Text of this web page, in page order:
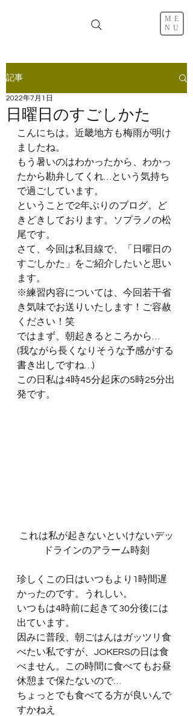
ME
NU
記事
日曜日のすごしかた
2022年7月1日
こんにちは。近畿地方も梅雨が明け
ましたね。
もう暑いのはわかったから、わかっ
たから勘弁してくれ…という気持ち
で過ごしています。
ということで2年ぶりのブログ。ど
きどきしております。ソプラノの松
尾です。
さて、今回は私目線で、「日曜日の
すごしかた」をご紹介したいと思い
ます。
※練習内容については、今回若干省
き気味でお送りいたします！ご容赦
ください！笑
ではまず、朝起きるところから…
(我ながら長くなりそうな予感がする
書き出しですね…)
この日私は4時45分起床の5時25分出
発です。
これは私が起きないといけないデッ
ドラインのアラーム時刻
珍しくこの日はいつもより1時間遅
かったのです。うれしい。
いつもは4時前に起きて30分後には
出ています。
因みに普段、朝ごはんはガッツリ食
べたい私ですが、JOKERSの日は食
べません。この時間に食べてもお昼
休憩まで保たないので…
ちょっとでも食べてる方が良いんで
すかねえ